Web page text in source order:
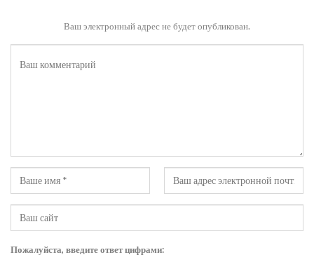
Ваш электронный адрес не будет опубликован.
Пожалуйста, введите ответ цифрами: